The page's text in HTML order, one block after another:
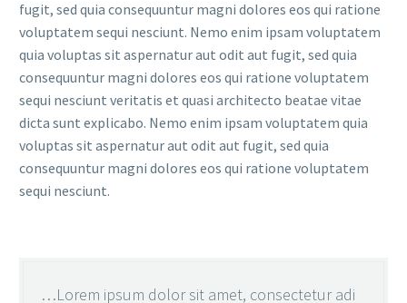
fugit, sed quia consequuntur magni dolores eos qui ratione
voluptatem sequi nesciunt. Nemo enim ipsam voluptatem
quia voluptas sit aspernatur aut odit aut fugit, sed quia
consequuntur magni dolores eos qui ratione voluptatem
sequi nesciunt veritatis et quasi architecto beatae vitae
dicta sunt explicabo. Nemo enim ipsam voluptatem quia
voluptas sit aspernatur aut odit aut fugit, sed quia
consequuntur magni dolores eos qui ratione voluptatem
sequi nesciunt.
…Lorem ipsum dolor sit amet, consectetur adi